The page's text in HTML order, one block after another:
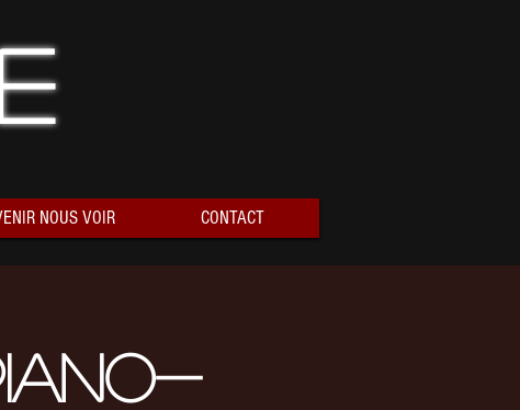
NOUS VOIR CONTACT